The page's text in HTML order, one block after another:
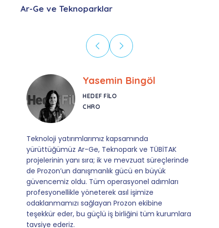
Ar-Ge ve Teknoparklar
Ebru Kural
CORESYS
SATIŞ YÖNETICISI
Mevzuata uyum, başvuru ve izleme adımlarında
sağladıkları kusursuz yönlendirme sayesinde artık
operasyonlarımızı sıfır kaygı ve tam güvenle
yürütüyoruz. İş birliğimizi bizim için asıl değerli
kılan ise; ihtiyaç duyduğumuz her an ulaşılabilir
olmaları ve sorularımıza aldığımız hızlı geri
dönüşler.